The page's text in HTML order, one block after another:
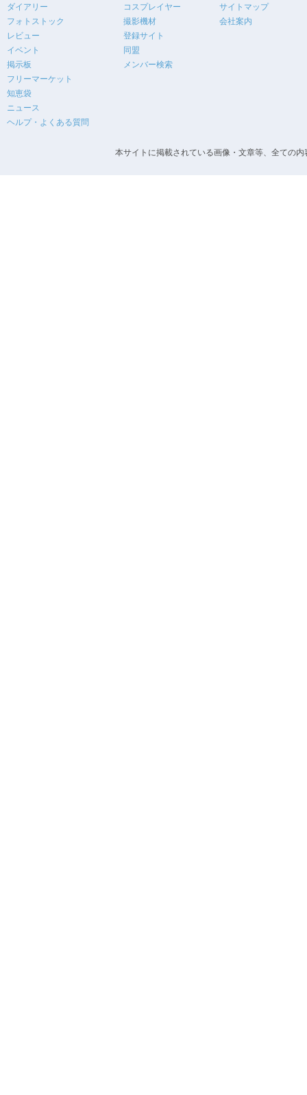
ダイアリー
フォトストック
レビュー
イベント
掲示板
フリーマーケット
知恵袋
ニュース
ヘルプ・よくある質問
コスプレイヤー
撮影機材
登録サイト
同盟
メンバー検索
サイトマップ
会社案内
本サイトに掲載されている画像・文章等、全ての